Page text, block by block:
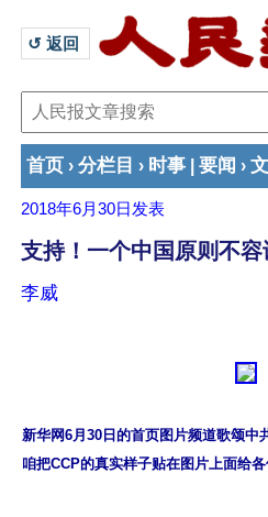
↺ 返回
首页 › 分栏目 › 时事 要闻 ›
2018年6月30日 发表
支持！一个中国原则不
李威
新华网6月30日的首页图片频道歌颂中
咱把CCP的真实样子贴在图片上面给各